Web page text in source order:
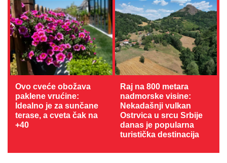
Ovo cveće obožava
paklene vrućine:
Idealno je za sunčane
terase, a cveta čak na
+40
Raj na 800 metara
nadmorske visine:
Nekadašnji vulkan
Ostrvica u srcu Srbije
danas je popularna
turistička destinacija